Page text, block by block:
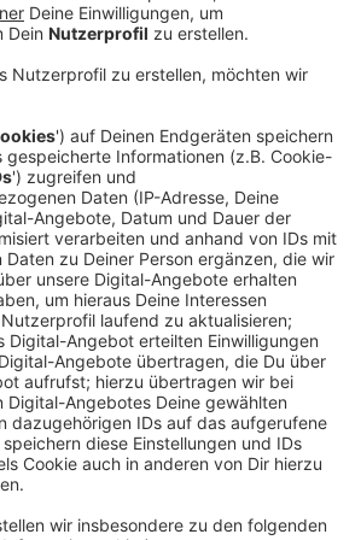
Seniorenheim St. Katharina in
Erkrankungen mit der
sind aktuell auch
oder
05.02.2021 17:25
will jetzt einen genauen Überblick
der Mutationen. Das Vertragslabor
jeden positven Test auf
zu testen. Die Bonner Uniklinik
paar Wochen auf
konnte bislang 20 Fälle der
nachweisen. Laut Uniklinik
aus Bonn und der Region.